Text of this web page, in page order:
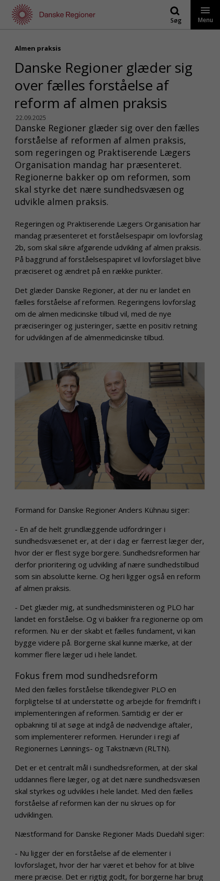
indhold
Søg Menu
Almen praksis
Danske Regioner glæder sig
over fælles forståelse af
reform af almen praksis
22.09.2025
Danske Regioner glæder sig over den fælles
forståelse af reformen af almen praksis,
som regeringen og Praktiserende Lægers
Organisation mandag har præsenteret.
Regionerne bakker op om reformen, som
skal styrke det nære sundhedsvæsen og
udvikle almen praksis.
Regeringen og Praktiserende Lægers Organisation har
mandag præsenteret et forståelsespapir om lovforslag
2b, som skal sikre afgørende udvikling af almen praksis.
På baggrund af forståelsespapiret vil lovforslaget blive
præciseret og ændret på en række punkter.
Det glæder Danske Regioner, at der nu er landet en
fælles forståelse af reformen. Regeringens lovforslag
om de almen medicinske tilbud vil, med de nye
præciseringer og justeringer, sætte en positiv retning
for udviklingen af de almenmedicinske tilbud.
Formand for Danske Regioner Anders Kühnau siger:
- En af de helt grundlæggende udfordringer i
sundhedsvæsenet er, at der i dag er færrest læger der,
hvor der er flest syge borgere. Sundhedsreformen har
derfor prioritering og udvikling af nære sundhedstilbud
som sin absolutte kerne. Og heri ligger også en reform
af almen praksis.
- Det glæder mig, at sundhedsministeren og PLO har
landet en forståelse. Og vi bakker fra regionerne op om
reformen. Nu er der skabt et fælles fundament, vi kan
bygge videre på. Borgerne skal kunne mærke, at der
kommer flere læger ud i hele landet.
Fokus frem mod sundhedsreform
Med den fælles forståelse tilkendegiver PLO en
forpligtelse til at understøtte og arbejde for fremdrift i
implementeringen af reformen. Samtidig er der er
opbakning til at søge at indgå de nødvendige aftaler,
som implementerer reformen. Herunder i regi af
Regionernes Lønnings- og Takstnævn (RLTN).
Det er et centralt mål i sundhedsreformen, at der skal
uddannes flere læger, og at det nære sundhedsvæsen
skal styrkes og udvikles i hele landet. Med den fælles
forståelse af reformen kan der nu skrues op for
udviklingen.
Næstformand for Danske Regioner Mads Duedahl siger:
- Nu ligger der en forståelse af de elementer i
lovforslaget, hvor der har været et behov for at blive
mere præcise. Det er rigtig godt, for borgerne har brug